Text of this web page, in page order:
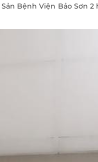
Bệnh Viện Bảo Sơn 2